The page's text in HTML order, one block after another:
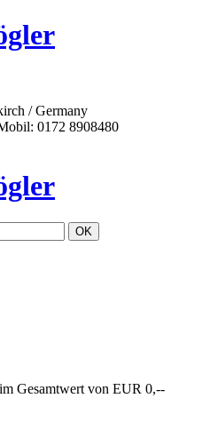
/ Germany
0172 8908480
Gesamtwert von EUR 0,--